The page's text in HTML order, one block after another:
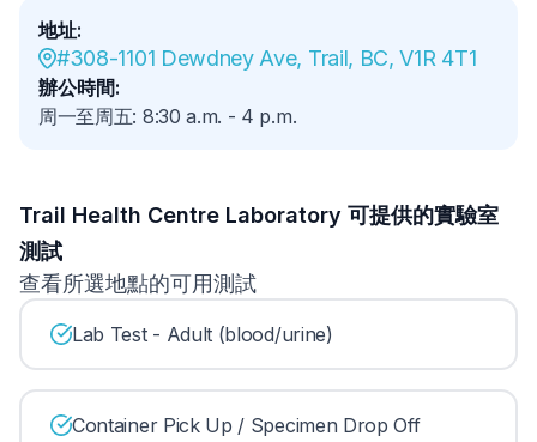
地址:
#308-1101 Dewdney Ave, Trail, BC, V1R 4T1
辦公時間:
周一至周五: 8:30 a.m. - 4 p.m.
Trail Health Centre Laboratory 可提供的實驗室
測試
查看所選地點的可用測試
Lab Test - Adult (blood/urine)
Container Pick Up / Specimen Drop Off